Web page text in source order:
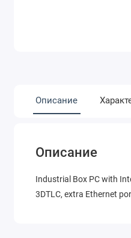
Описание
Описание
Industrial Box PC with
3DTLC, extra Ethernet